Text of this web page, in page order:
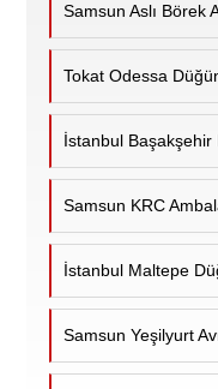
Samsun Aslı Börek
Tokat Odessa
İstanbul
Samsun KRC
İstanbul Maltepe
Samsun Yeşilyurt